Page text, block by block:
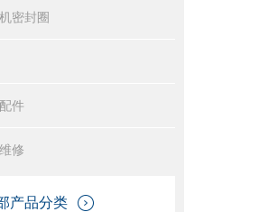
密封圈
件
修
产品分类